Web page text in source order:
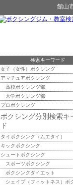
館山
検索キーワード
女子（女性）ボクシング
アマチュアボクシング
高校ボクシング部
大学ボクシング部
プロボクシング
ボクシング分別検索キ
ド
タイボクシング（ムエタイ）
キックボクシング
シュートボクシング
スポーツボクシング
ボクシングダイエット
シェイプ（フィットネス）ボ